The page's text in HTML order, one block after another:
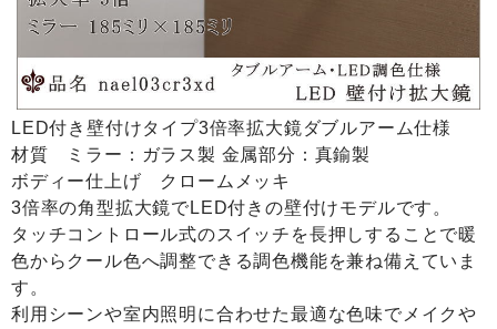
LED付き壁付けタイプ3倍率拡大鏡ダブルアーム仕様
材質 ミラー：ガラス製 金属部分：真鍮製
ボディー仕上げ クロームメッキ
3倍率の角型拡大鏡でLED付きの壁付けモデルです。
タッチコントロール式のスイッチを長押しすることで暖
色からクール色へ調整できる調色機能を兼ね備えていま
す。
利用シーンや室内照明に合わせた最適な色味でメイクや